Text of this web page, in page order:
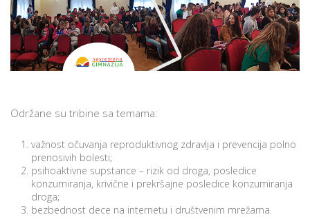
Održane su tribine sa temama:
važnost očuvanja reproduktivnog zdravlja i prevencija polno
prenosivih bolesti;
psihoaktivne supstance – rizik od droga, posledice
konzumiranja, krivične i prekršajne posledice konzumiranja
droga;
bezbednost dece na internetu i društvenim mrežama.